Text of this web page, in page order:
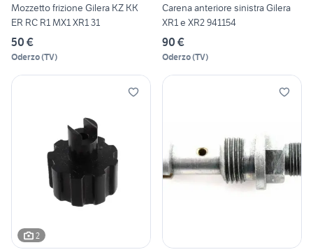
Mozzetto frizione Gilera KZ KK
ER RC R1 MX1 XR1 31
50 €
Oderzo(TV)
Carena anteriore sinistra Gilera
XR1 e XR2 941154
90 €
Oderzo(TV)
2